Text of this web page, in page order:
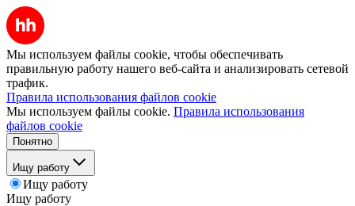
Мы используем файлы cookie, чтобы обеспечивать
правильную работу нашего веб-сайта и анализировать сетевой
трафик.
Правила использования файлов cookie
Мы используем файлы cookie. Правила использования
файлов cookie
Понятно
Ищу работу
Ищу работу
Ищу работу